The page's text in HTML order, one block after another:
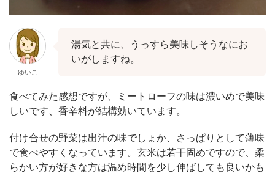
ゆいこ
湯気と共に、うっすら美味しそうなにお
いがしますね。
食べてみた感想ですが、ミートローフの味は濃いめで美味
しいです、香辛料が結構効いています。
付け合せの野菜は出汁の味でしょか、さっぱりとして薄味
で食べやすくなっています。玄米は若干固めですので、柔
らかい方が好きな方は温め時間を少し伸ばしても良いかも